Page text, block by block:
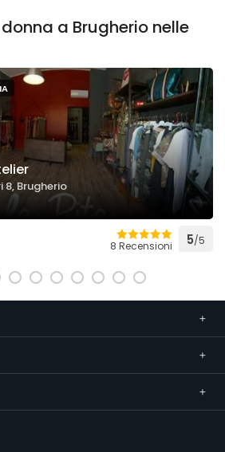
a Brugherio nelle
8, Brugherio
8 Recensioni 5/5